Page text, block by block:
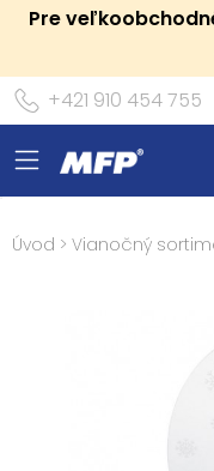
Pre
+421 910 454 755
Úvod > Vianočný